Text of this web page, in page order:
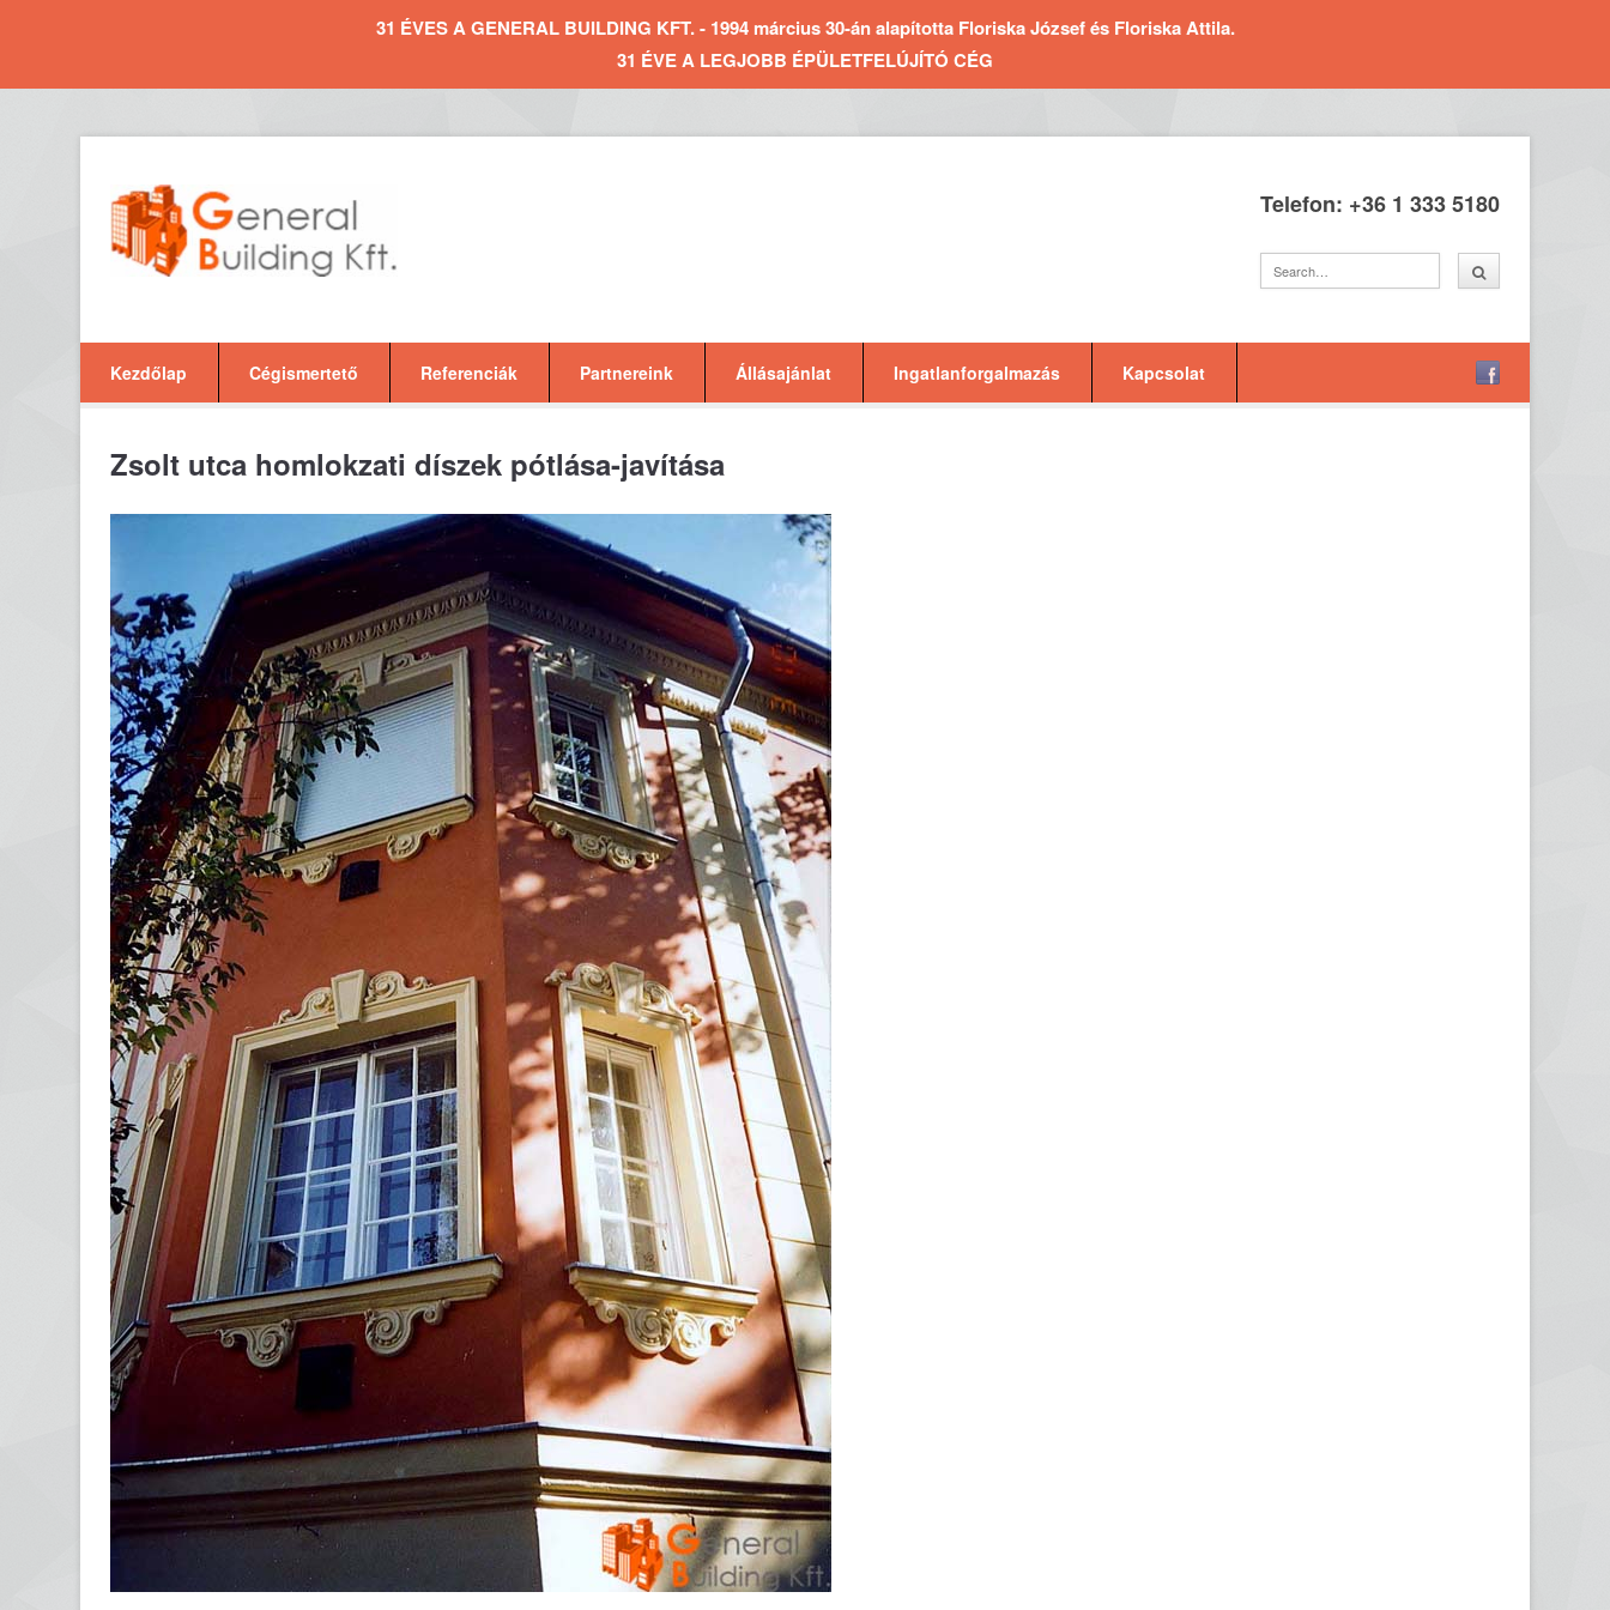
31 ÉVES A GENERAL BUILDING KFT. - 1994 március 30-án alapította Floriska József és Floriska Attila.
31 ÉVE A LEGJOBB ÉPÜLETFELÚJÍTÓ CÉG
Telefon: +36 1 333 5180
Kezdőlap Cégismertető Referenciák Partnereink Állásajánlat Ingatlanforgalmazás Kapcsolat
Zsolt utca homlokzati díszek pótlása-javítása